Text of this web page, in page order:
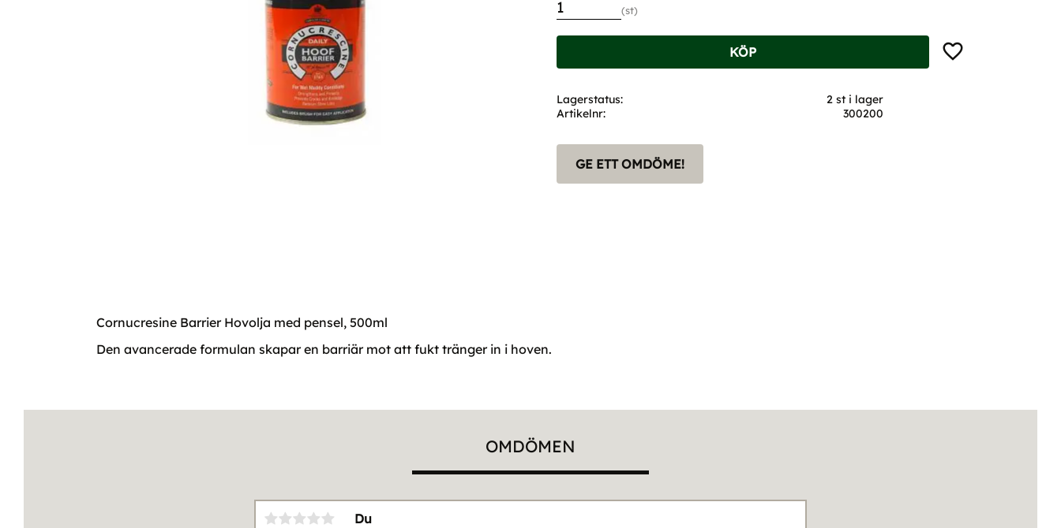
st
KÖP Lägg till i favoriter
Lagerstatus
2 st i lager
Artikelnr
300200
GE ETT OMDÖME!
Cornucresine Barrier Hovolja med pensel, 500ml
Den avancerade formulan skapar en barriär mot att fukt tränger in i hoven.
OMDÖMEN
Du